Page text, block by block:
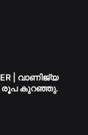
| വാണിജ്യ
രൂപ കുറഞ്ഞു.